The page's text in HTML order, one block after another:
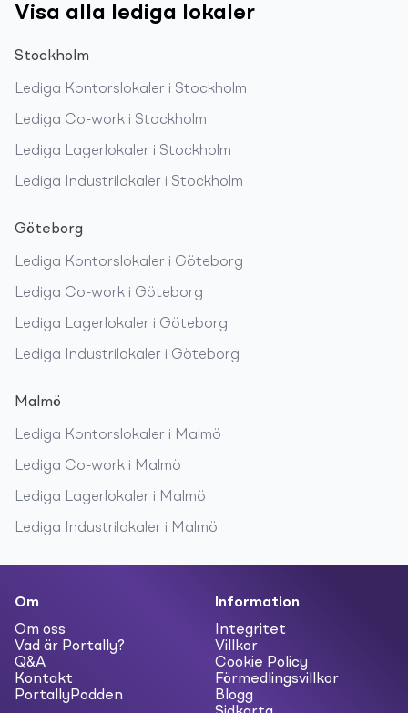
Visa alla lediga lokaler
Stockholm
Lediga Kontorslokaler i Stockholm
Lediga Co-work i Stockholm
Lediga Lagerlokaler i Stockholm
Lediga Industrilokaler i Stockholm
Göteborg
Lediga Kontorslokaler i Göteborg
Lediga Co-work i Göteborg
Lediga Lagerlokaler i Göteborg
Lediga Industrilokaler i Göteborg
Malmö
Lediga Kontorslokaler i Malmö
Lediga Co-work i Malmö
Lediga Lagerlokaler i Malmö
Lediga Industrilokaler i Malmö
Om
Om oss
Vad är Portally?
Q&A
Kontakt
PortallyPodden
Information
Integritet
Villkor
Cookie Policy
Förmedlingsvillkor
Blogg